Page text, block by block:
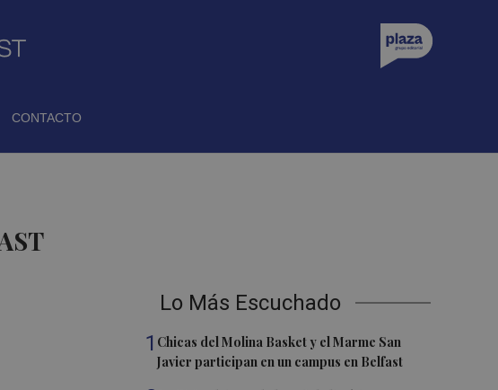
CONTACTO
Lo Más Escuchado
1 Chicas del Molina Basket y el Marme San
Javier participan en un campus en Belfast